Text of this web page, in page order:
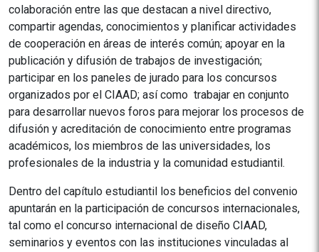
colaboración entre las que destacan a nivel directivo,
compartir agendas, conocimientos y planificar actividades
de cooperación en áreas de interés común; apoyar en la
publicación y difusión de trabajos de investigación;
participar en los paneles de jurado para los concursos
organizados por el CIAAD; así como trabajar en conjunto
para desarrollar nuevos foros para mejorar los procesos de
difusión y acreditación de conocimiento entre programas
académicos, los miembros de las universidades, los
profesionales de la industria y la comunidad estudiantil.
Dentro del capítulo estudiantil los beneficios del convenio
apuntarán en la participación de concursos internacionales,
tal como el concurso internacional de diseño CIAAD,
seminarios y eventos con las instituciones vinculadas al